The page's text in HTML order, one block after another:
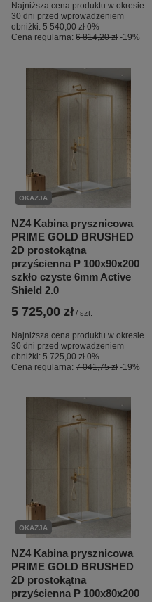
Najniższa cena produktu w okresie
30 dni przed wprowadzeniem
obniżki: 5 540,00 zł 0%
Cena regularna: 6 814,20 zł -19%
OKAZJA
NZ4 Kabina prysznicowa
PRIME GOLD BRUSHED
2D prostokątna
przyścienna P 100x90x200
szkło czyste 6mm Active
Shield 2.0
5 725,00 zł / szt.
Najniższa cena produktu w okresie
30 dni przed wprowadzeniem
obniżki: 5 725,00 zł 0%
Cena regularna: 7 041,75 zł -19%
OKAZJA
NZ4 Kabina prysznicowa
PRIME GOLD BRUSHED
2D prostokątna
przyścienna P 100x80x200